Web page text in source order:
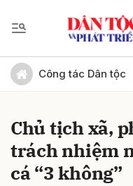
Công tác Dân tộc
Chủ tịch xã,
trách nhiệm
cá “3 không”
Gửi bình luận